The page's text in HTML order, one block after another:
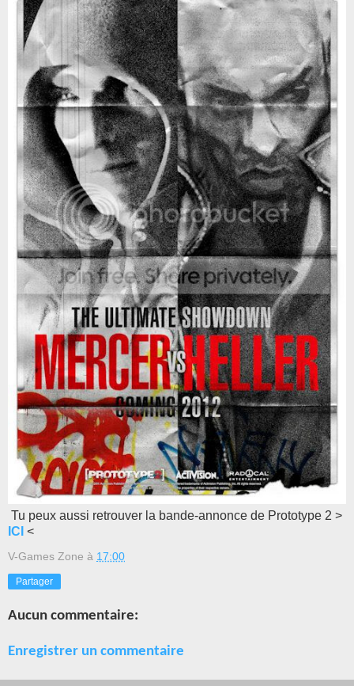
Tu peux aussi retrouver la bande-annonce de Prototype 2 >
ICI <
V-Games Zone à 17:00
Partager
Aucun commentaire:
Enregistrer un commentaire